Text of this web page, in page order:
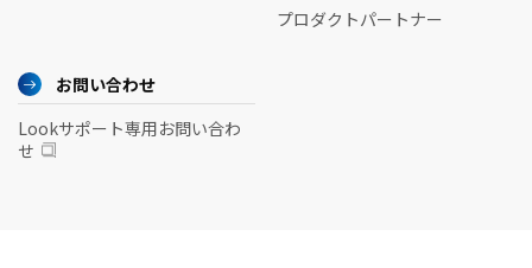
プロダクトパートナー
お問い合わせ
Lookサポート専用お問い合わ
せ